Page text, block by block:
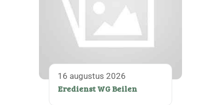
16 augustus 2026
Eredienst WG Beilen